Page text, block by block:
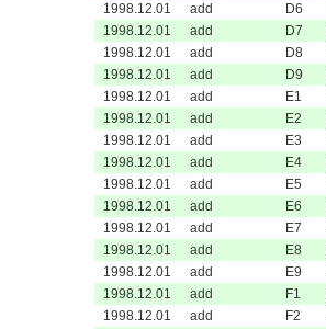
1998.12.01
add D6
1998.12.01
add D7
1998.12.01
add D8
1998.12.01
add D9
1998.12.01
add E1
1998.12.01
add E2
1998.12.01
add E3
1998.12.01
add E4
1998.12.01
add E5
1998.12.01
add E6
1998.12.01
add E7
1998.12.01
add E8
1998.12.01
add E9
1998.12.01
add F1
1998.12.01
add F2